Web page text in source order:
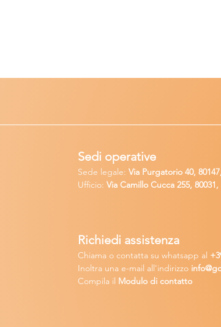
Sedi operative
Sede legale:Via Purgatorio 40,
Ufficio:Via Camillo Cucca 255,
Richiedi assistenza
Chiama o contatta su whatsapp al +
Inoltra una e-mail all'indirizzo in
Compila il Modulo di contatto